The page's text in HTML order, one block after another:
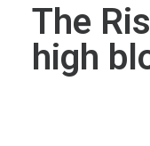
The
high